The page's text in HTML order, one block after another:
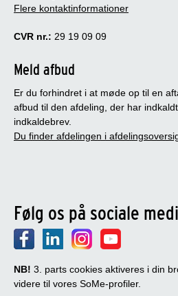
Flere kontaktinformationer
CVR nr.: 29 19 09 09
Meld afbud
Er du forhindret i at møde op til en
afbud til den afdeling, der har
indkaldebrev.
Du finder afdelingen i
Følg os på sociale
NB! 3. parts cookies aktiveres i din
videre til vores SoMe-profiler.